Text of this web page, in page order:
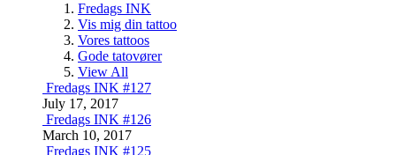
Fredags INK
Vis mig din tattoo
Vores tattoos
Gode tatovører
View All
Fredags INK #127
July 17, 2017
Fredags INK #126
March 10, 2017
Fredags INK #125